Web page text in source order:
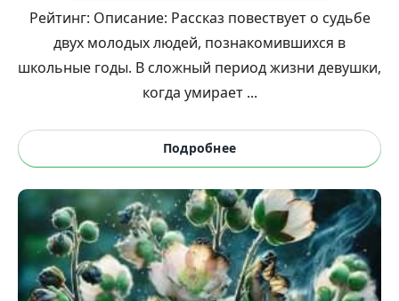
Рейтинг: Описание: Рассказ повествует о судьбе
двух молодых людей, познакомившихся в
школьные годы. В сложный период жизни девушки,
когда умирает ...
Подробнее